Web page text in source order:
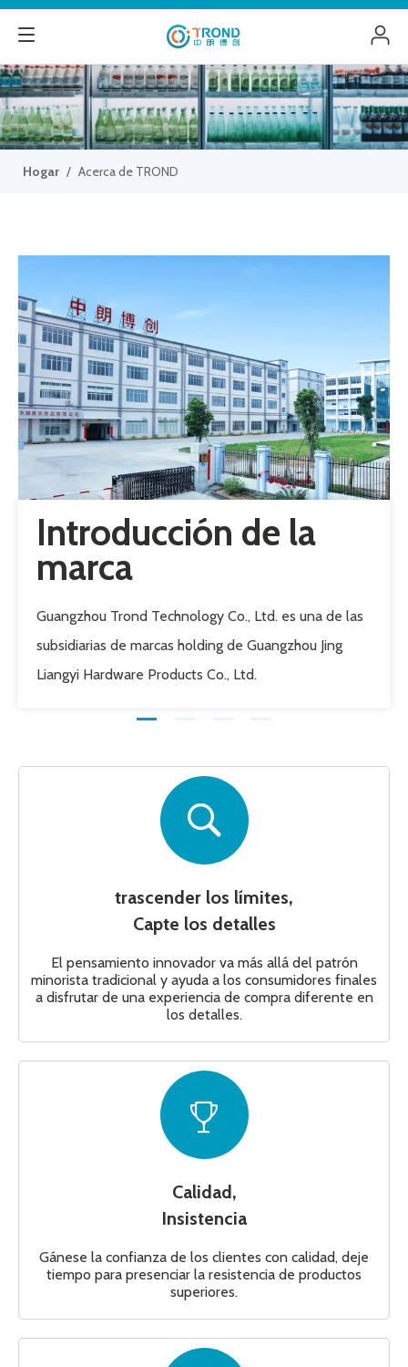
Hogar / Acerca de TROND
Introducción de la
marca
Guangzhou Trond Technology Co., Ltd. es una de las
subsidiarias de marcas holding de Guangzhou Jing
Liangyi Hardware Products Co., Ltd.
trascender los límites,
Capte los detalles
El pensamiento innovador va más allá del patrón
minorista tradicional y ayuda a los consumidores finales
a disfrutar de una experiencia de compra diferente en
los detalles.
Calidad,
Insistencia
Gánese la confianza de los clientes con calidad, deje
tiempo para presenciar la resistencia de productos
superiores.